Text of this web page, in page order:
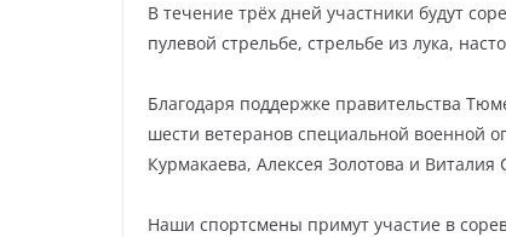
В течение трёх дней участники будут
пулевой стрельбе, стрельбе из лука,
Благодаря поддержке правительства
шести ветеранов специальной военной
Курмакаева, Алексея Золотова и
Наши спортсмены примут участие в